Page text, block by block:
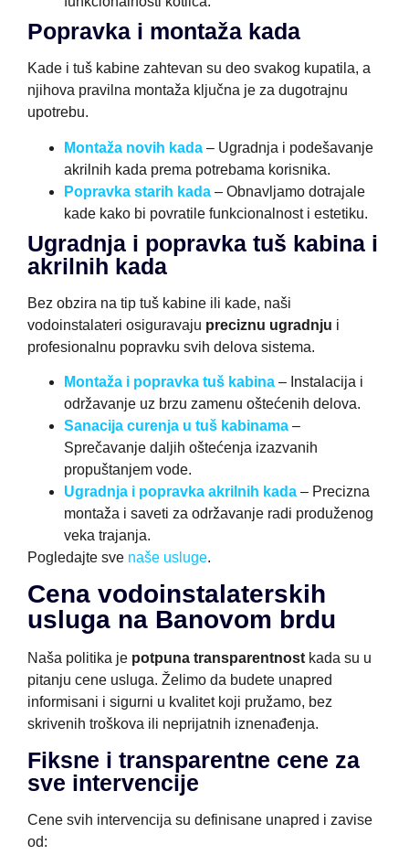
Popravka i montaža kada
Kade i tuš kabine zahtevan su deo svakog kupatila, a
njihova pravilna montaža ključna je za dugotrajnu
upotrebu.
Montaža novih kada – Ugradnja i podešavanje
akrilnih kada prema potrebama korisnika.
Popravka starih kada – Obnavljamo dotrajale
kade kako bi povratile funkcionalnost i estetiku.
Ugradnja i popravka tuš kabina i
akrilnih kada
Bez obzira na tip tuš kabine ili kade, naši
vodoinstalateri osiguravaju preciznu ugradnju i
profesionalnu popravku svih delova sistema.
Montaža i popravka tuš kabina – Instalacija i
održavanje uz brzu zamenu oštećenih delova.
Sanacija curenja u tuš kabinama –
Sprečavanje daljih oštećenja izazvanih
propuštanjem vode.
Ugradnja i popravka akrilnih kada – Precizna
montaža i saveti za održavanje radi produženog
veka trajanja.
Pogledajte sve naše usluge.
Cena vodoinstalaterskih
usluga na Banovom brdu
Naša politika je potpuna transparentnostkada su u
pitanju cene usluga. Želimo da budete unapred
informisani i sigurni u kvalitet koji pružamo, bez
skrivenih troškova ili neprijatnih iznenađenja.
Fiksne i transparentne cene za
sve intervencije
Cene svih intervencija su definisane unapred i zavise
od: